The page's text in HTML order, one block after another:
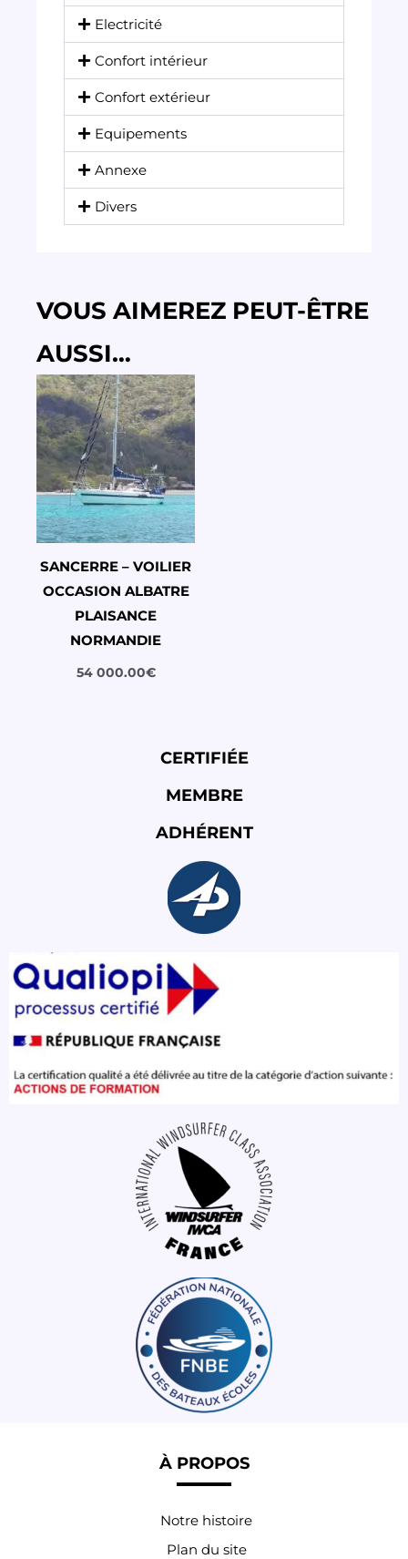
Electricité
Confort intérieur
Confort extérieur
Equipements
Annexe
Divers
VOUS AIMEREZ PEUT-ÊTRE
AUSSI…
SANCERRE – VOILIER
OCCASION ALBATRE
PLAISANCE
NORMANDIE
54 000.00€
CERTIFIÉE
MEMBRE
ADHÉRENT
À PROPOS
Notre histoire
Plan du site